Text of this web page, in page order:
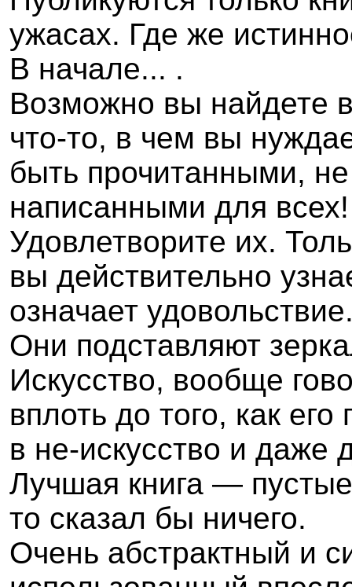
ужасах. Где же
В начале... .
Возможно вы найдете
что-то, в чем вы
быть прочитанными,
написанными для всех!
Удовлетворите их.
вы действительно
означает
Они подставляют
Искусство, вообще
вплоть до того, как
в не-искусство и даже
Лучшая книга —
то сказал бы ничего.
Очень абстрактный и